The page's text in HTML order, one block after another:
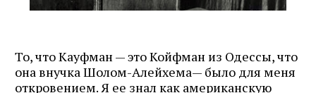
То, что Кауфман — это Койфман из Одессы, что
она внучка Шолом-Алейхема— было для меня
откровением. Я ее знал как американскую